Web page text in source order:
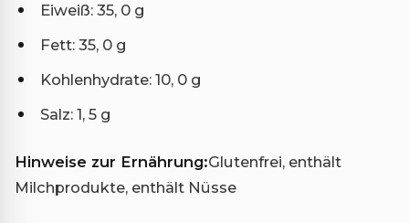
Eiweiß: 35, 0 g
Fett: 35, 0 g
Kohlenhydrate: 10, 0 g
Salz: 1, 5 g
Hinweise zur Ernährung:Glutenfrei, enthält
Milchprodukte, enthält Nüsse